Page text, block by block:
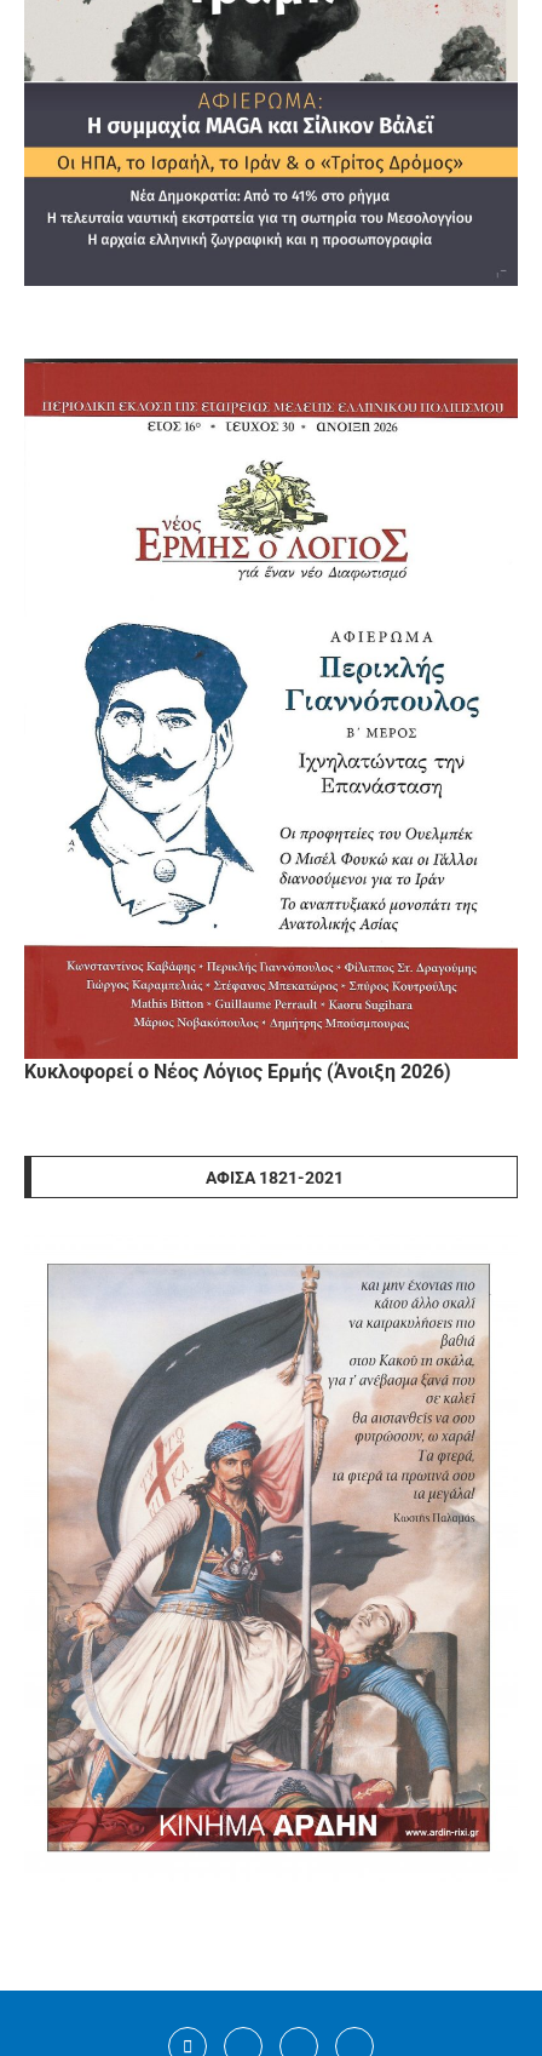
Κυκλοφορεί ο Νέος Λόγιος Ερμής (Άνοιξη 2026)
ΑΦΊΣΑ 1821-2021